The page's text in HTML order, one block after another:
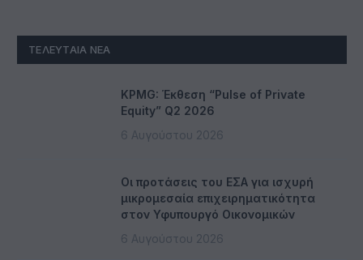
ΤΕΛΕΥΤΑΊΑ ΝΈΑ
KPMG: Έκθεση “Pulse of Private
Equity” Q2 2026
6 Αυγούστου 2026
Οι προτάσεις του ΕΣΑ για ισχυρή
μικρομεσαία επιχειρηματικότητα
στον Υφυπουργό Οικονομικών
6 Αυγούστου 2026